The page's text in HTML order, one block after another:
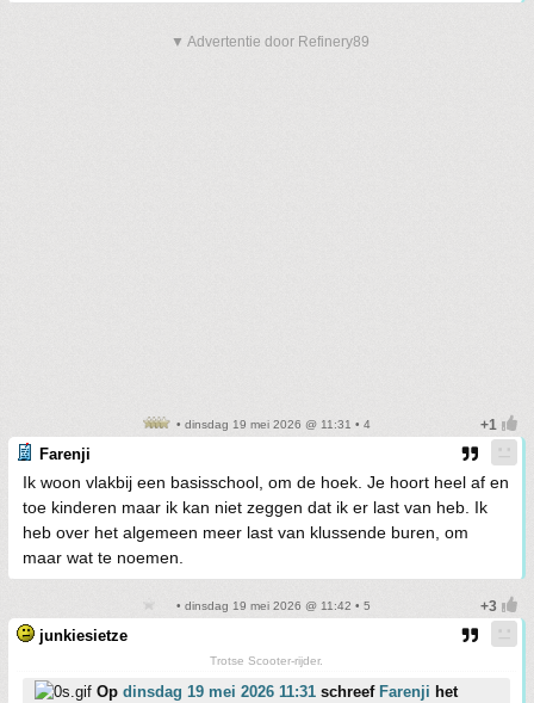
▼ Advertentie door Refinery89
• dinsdag 19 mei 2026 @ 11:31 • 4
Farenji
Ik woon vlakbij een basisschool, om de hoek. Je hoort heel af en
toe kinderen maar ik kan niet zeggen dat ik er last van heb. Ik
heb over het algemeen meer last van klussende buren, om
maar wat te noemen.
• dinsdag 19 mei 2026 @ 11:42 • 5
junkiesietze
Trotse Scooter-rijder.
Op dinsdag 19 mei 2026 11:31 schreef Farenji het